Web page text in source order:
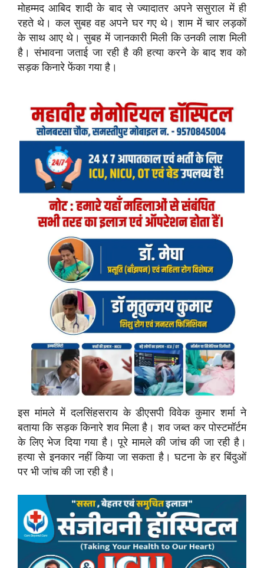
मोहम्मद आबिद शादी के बाद से ज्यादातर अपने ससुराल में ही
रहते थे। कल सुबह वह अपने घर गए थे। शाम में चार लड़कों
के साथ आए थे। सुबह में जानकारी मिली कि उनकी लाश मिली
है। संभावना जताई जा रही है की हत्या करने के बाद शव को
सड़क किनारे फेंका गया है।
इस मांमले में दलसिंहसराय के डीएसपी विवेक कुमार शर्मा ने
बताया कि सड़क किनारे शव मिला है। शव जब्त कर पोस्टमॉर्टम
के लिए भेज दिया गया है। पूरे मामले की जांच की जा रही है।
हत्या से इनकार नहीं किया जा सकता है। घटना के हर बिंदुओं
पर भी जांच की जा रही है।